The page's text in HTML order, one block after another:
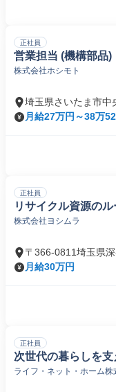
正社員
営業担当 (機構部品)
株式会社ホシモト
埼玉県さいたま市中
月給27万円～38万
正社員
リサイクル資源の
株式会社ヨシムラ
〒366-0811埼玉県
月給30万円
正社員
次世代の暮らしを
ライフ・ネット・ホーム株